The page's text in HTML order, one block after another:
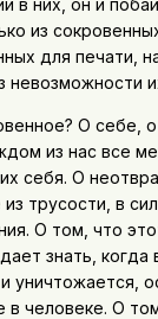
из
для печати,
невозможности
О себе,
из нас все
себя. О
трусости, в
О том, что
знать, когда
уничтожается,
в человеке. О